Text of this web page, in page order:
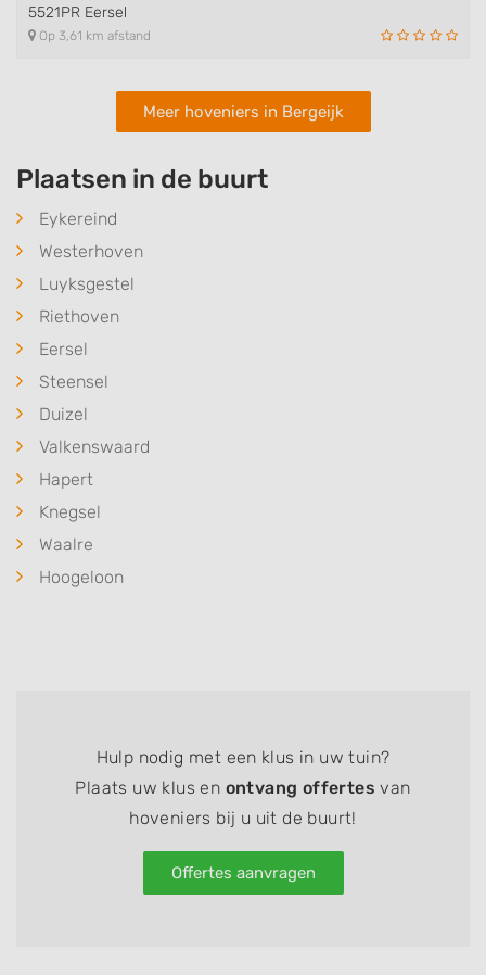
5521PR Eersel
Op 3,61 km afstand
Meer hoveniers in Bergeijk
Plaatsen in de buurt
Eykereind
Westerhoven
Luyksgestel
Riethoven
Eersel
Steensel
Duizel
Valkenswaard
Hapert
Knegsel
Waalre
Hoogeloon
Hulp nodig met een klus in uw tuin?
Plaats uw klus en ontvang offertes van
hoveniers bij u uit de buurt!
Offertes aanvragen